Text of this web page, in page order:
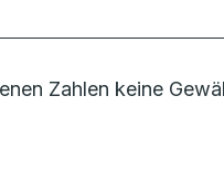
Zahlen keine